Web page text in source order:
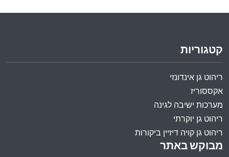
מבוקש באתר
קטגוריות
ריהוט גן אינדונזי
אקססוריז
מערכות ישיבה לגינה
ריהוט גן יוקרתי
ריהוט גן קויה דיזיין ביקורות